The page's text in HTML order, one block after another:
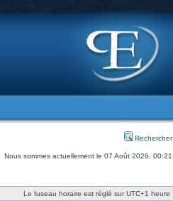
Rechercher
Nous sommes actuellement le 07 Août 2026, 00:21
Le fuseau horaire est réglé sur UTC+1 heure